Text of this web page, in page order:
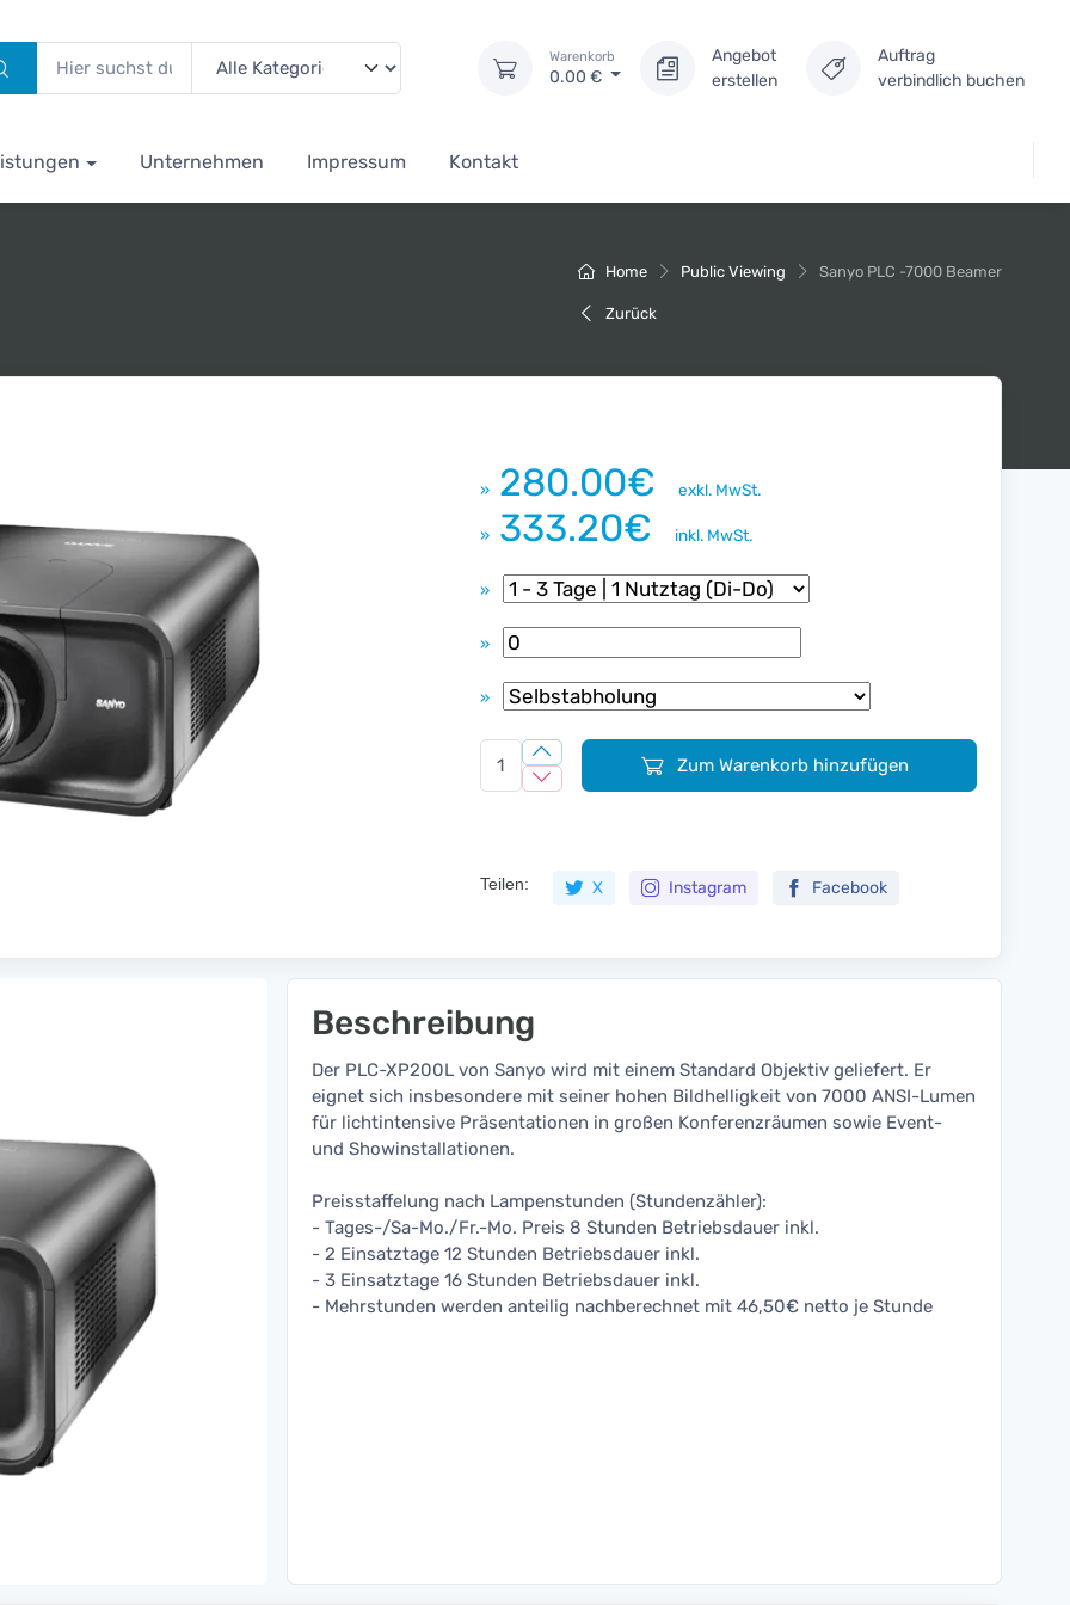
Warenkorb
0.00 €
Angebot
erstellen
Auftrag
verbindlich buchen
Unternehmen Impressum Kontakt
Home Public Viewing Sanyo PLC -7000 Beamer
Zurück
» 280.00€ exkl. MwSt.
» 333.20€ inkl. MwSt.
»
»
»
Zum Warenkorb hinzufügen
Teilen: X Instagram Facebook
Beschreibung
Der PLC-XP200L von Sanyo wird mit einem Standard Objektiv geliefert. Er
eignet sich insbesondere mit seiner hohen Bildhelligkeit von 7000 ANSI-Lumen
für lichtintensive Präsentationen in großen Konferenzräumen sowie Event-
und Showinstallationen.
Preisstaffelung nach Lampenstunden (Stundenzähler):
- Tages-/Sa-Mo./Fr.-Mo. Preis 8 Stunden Betriebsdauer inkl.
- 2 Einsatztage 12 Stunden Betriebsdauer inkl.
- 3 Einsatztage 16 Stunden Betriebsdauer inkl.
- Mehrstunden werden anteilig nachberechnet mit 46,50€ netto je Stunde